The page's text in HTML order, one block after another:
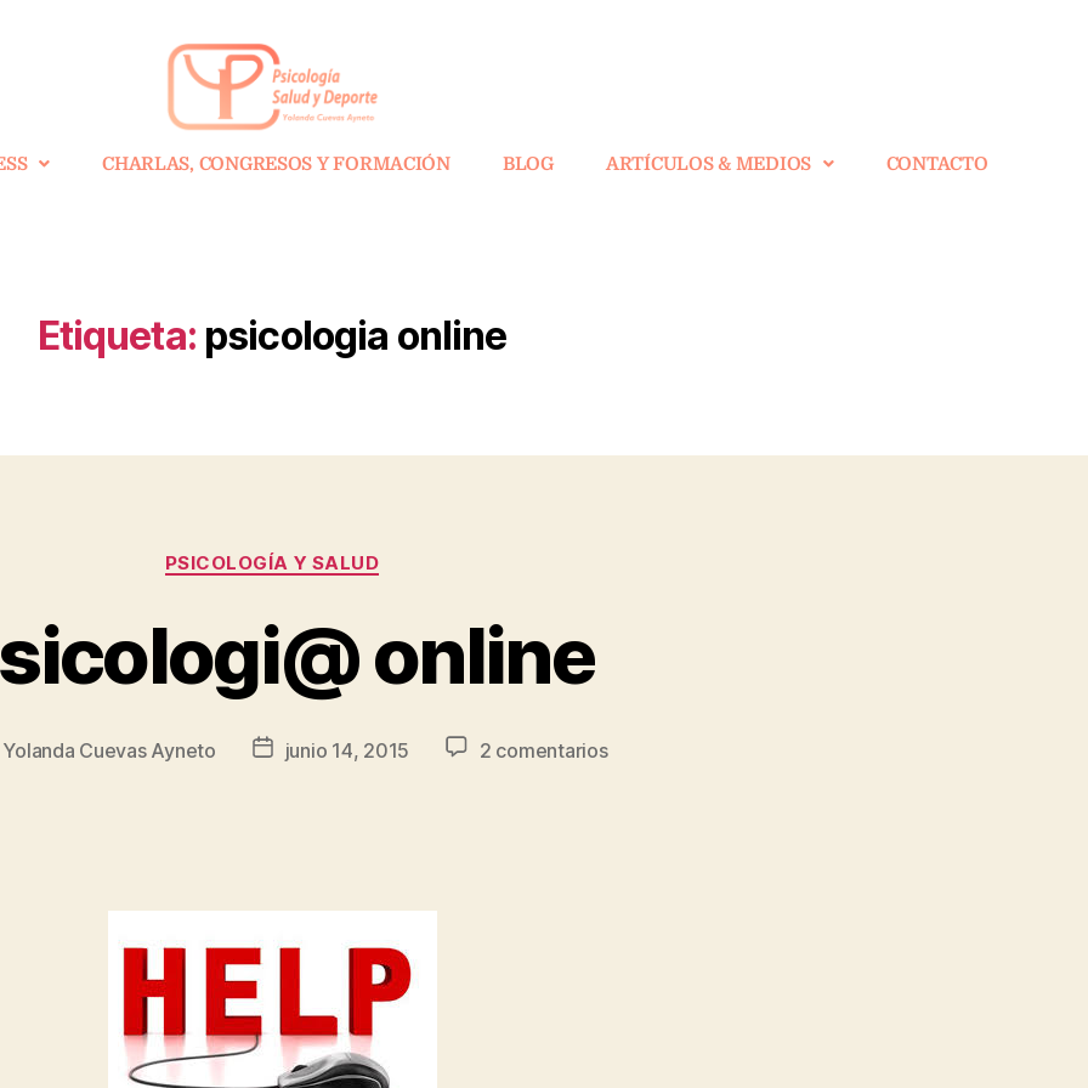
CHARLAS, CONGRESOS Y FORMACIÓN BLOG ARTÍCULOS & MEDIOS CONTACTO
Etiqueta: psicologia online
PSICOLOGÍA Y SALUD
online
Yolanda Cuevas Ayneto junio 14, 2015 2 comentarios